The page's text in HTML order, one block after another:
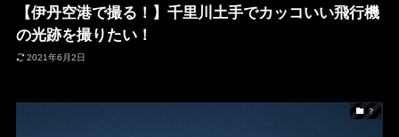
【伊丹空港で撮る！】千里川土手でカッコいい飛行機
の光跡を撮りたい！
2021年6月2日
？